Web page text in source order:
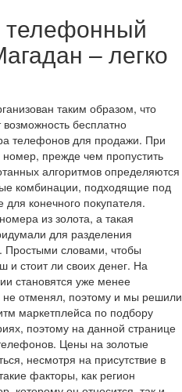
телефонный
– легко
таким образом, что
бесплатно
телефонов для продажи. При
прежде чем пропустить
алгоритмов определяются
комбинации, подходящие под
конечного покупателя.
из золота, а такая
для разделения
Простыми словами, чтобы
и стоит ли своих денег. На
становятся уже менее
не отменял, поэтому и мы решили
маркетплейса по подбору
поэтому на данной странице
Цены на золотые
несмотря на присутствие в
факторы, как регион